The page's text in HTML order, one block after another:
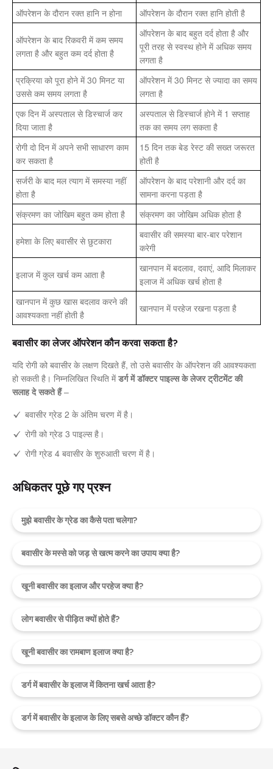
ऑपरेशन के दौरान रक्त हानि न होना
ऑपरेशन के दौरान रक्त हानि होती है
ऑपरेशन के बाद रिकवरी में कम समय
लगता है और बहुत कम दर्द होता है
ऑपरेशन के बाद बहुत दर्द होता है और
पूरी तरह से स्वस्थ होने में अधिक समय
लगता है
प्रक्रिया को पूरा होने में 30 मिनट या
उससे कम समय लगता है
ऑपरेशन में 30 मिनट से ज्यादा का समय
लगता है
एक दिन में अस्पताल से डिस्चार्ज कर
दिया जाता है
अस्पताल से डिस्चार्ज होने में 1 सप्ताह
तक का समय लग सकता है
रोगी दो दिन में अपने सभी साधारण काम
कर सकता है
15 दिन तक बेड रेस्ट की सख्त जरूरत
होती है
सर्जरी के बाद मल त्याग में समस्या नहीं
होता है
ऑपरेशन के बाद परेशानी और दर्द का
सामना करना पड़ता है
संक्रमण का जोखिम बहुत कम होता है
संक्रमण का जोखिम अधिक होता है
हमेशा के लिए बवासीर से छुटकारा
बवासीर की समस्या बार-बार परेशान
करेगी
इलाज में कुल खर्च कम आता है
खानपान में बदलाव, दवाएं, आदि मिलाकर
इलाज में अधिक खर्च होता है
खानपान में कुछ खास बदलाव करने की
आवश्यकता नहीं होती है
खानपान में परहेज रखना पड़ता है
बवासीर का लेजर ऑपरेशन कौन करवा सकता है?
यदि रोगी को बवासीर के लक्षण दिखते हैं, तो उसे बवासीर के ऑपरेशन की आवश्यकता
हो सकती है। निम्नलिखित स्थिति मेंडर्ग में डॉक्टर पाइल्स के लेजर ट्रीटमेंट की
सलाह दे सकते हैं–
बवासीर ग्रेड 2 के अंतिम चरण में है।
रोगी को ग्रेड 3 पाइल्स है।
रोगी ग्रेड 4 बवासीर के शुरुआती चरण में है।
अधिकतर पूछे गए प्रश्न
मुझे बवासीर के ग्रेड का कैसे पता चलेगा?
बवासीर के मस्से को जड़ से खत्म करने का उपाय क्या है?
खूनी बवासीर का इलाज और परहेज क्या है?
लोग बवासीर से पीड़ित क्यों होते हैं?
खूनी बवासीर का रामबाण इलाज क्या है?
डर्ग में बवासीर के इलाज में कितना खर्च आता है?
डर्ग में बवासीर के इलाज के लिए सबसे अच्छे डॉक्टर कौन हैं?